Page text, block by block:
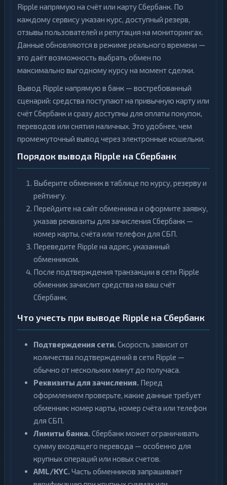
Ripple напрямую на счёт или карту Сбербанк. По
каждому сервису указан курс, доступный резерв,
отзывы пользователей и репутация на мониторингах.
Данные обновляются в режиме реального времени —
это даёт возможность выбрать обмен по
максимально выгодному курсу на момент сделки.
Вывод Ripple напрямую в банк — востребованный
сценарий: средства поступают на привычную карту или
счёт Сбербанк и сразу доступны для оплаты покупок,
переводов или снятия наличных. Это удобнее, чем
промежуточный вывод через электронные кошельки.
Порядок вывода Ripple на Сбербанк
Выберите обменник в таблице по курсу, резерву и
рейтингу.
Перейдите на сайт обменника и оформите заявку,
указав реквизиты для зачисления Сбербанк —
номер карты, счёта или телефон для СБП.
Переведите Ripple на адрес, указанный
обменником.
После подтверждения транзакции в сети Ripple
обменник зачислит средства на ваш счёт
Сбербанк.
Что учесть при выводе Ripple на Сбербанк
Подтверждения сети.Скорость зависит от
количества подтверждений в сети Ripple —
обычно от нескольких минут до получаса.
Реквизиты для зачисления. Перед
оформлением проверьте, какие данные требует
обменник: номер карты, номер счёта или телефон
для СБП.
Лимиты банка.Сбербанк может ограничивать
сумму входящего перевода — особенно для
крупных операций или новых счетов.
AML/KYC.Часть обменников запрашивает